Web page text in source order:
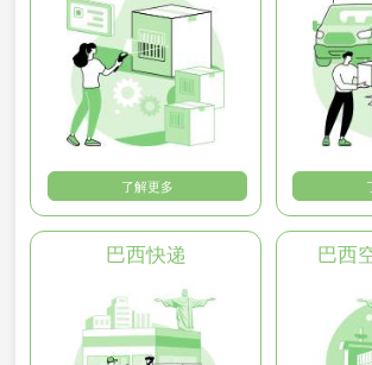
了解更多
巴西快递 巴西